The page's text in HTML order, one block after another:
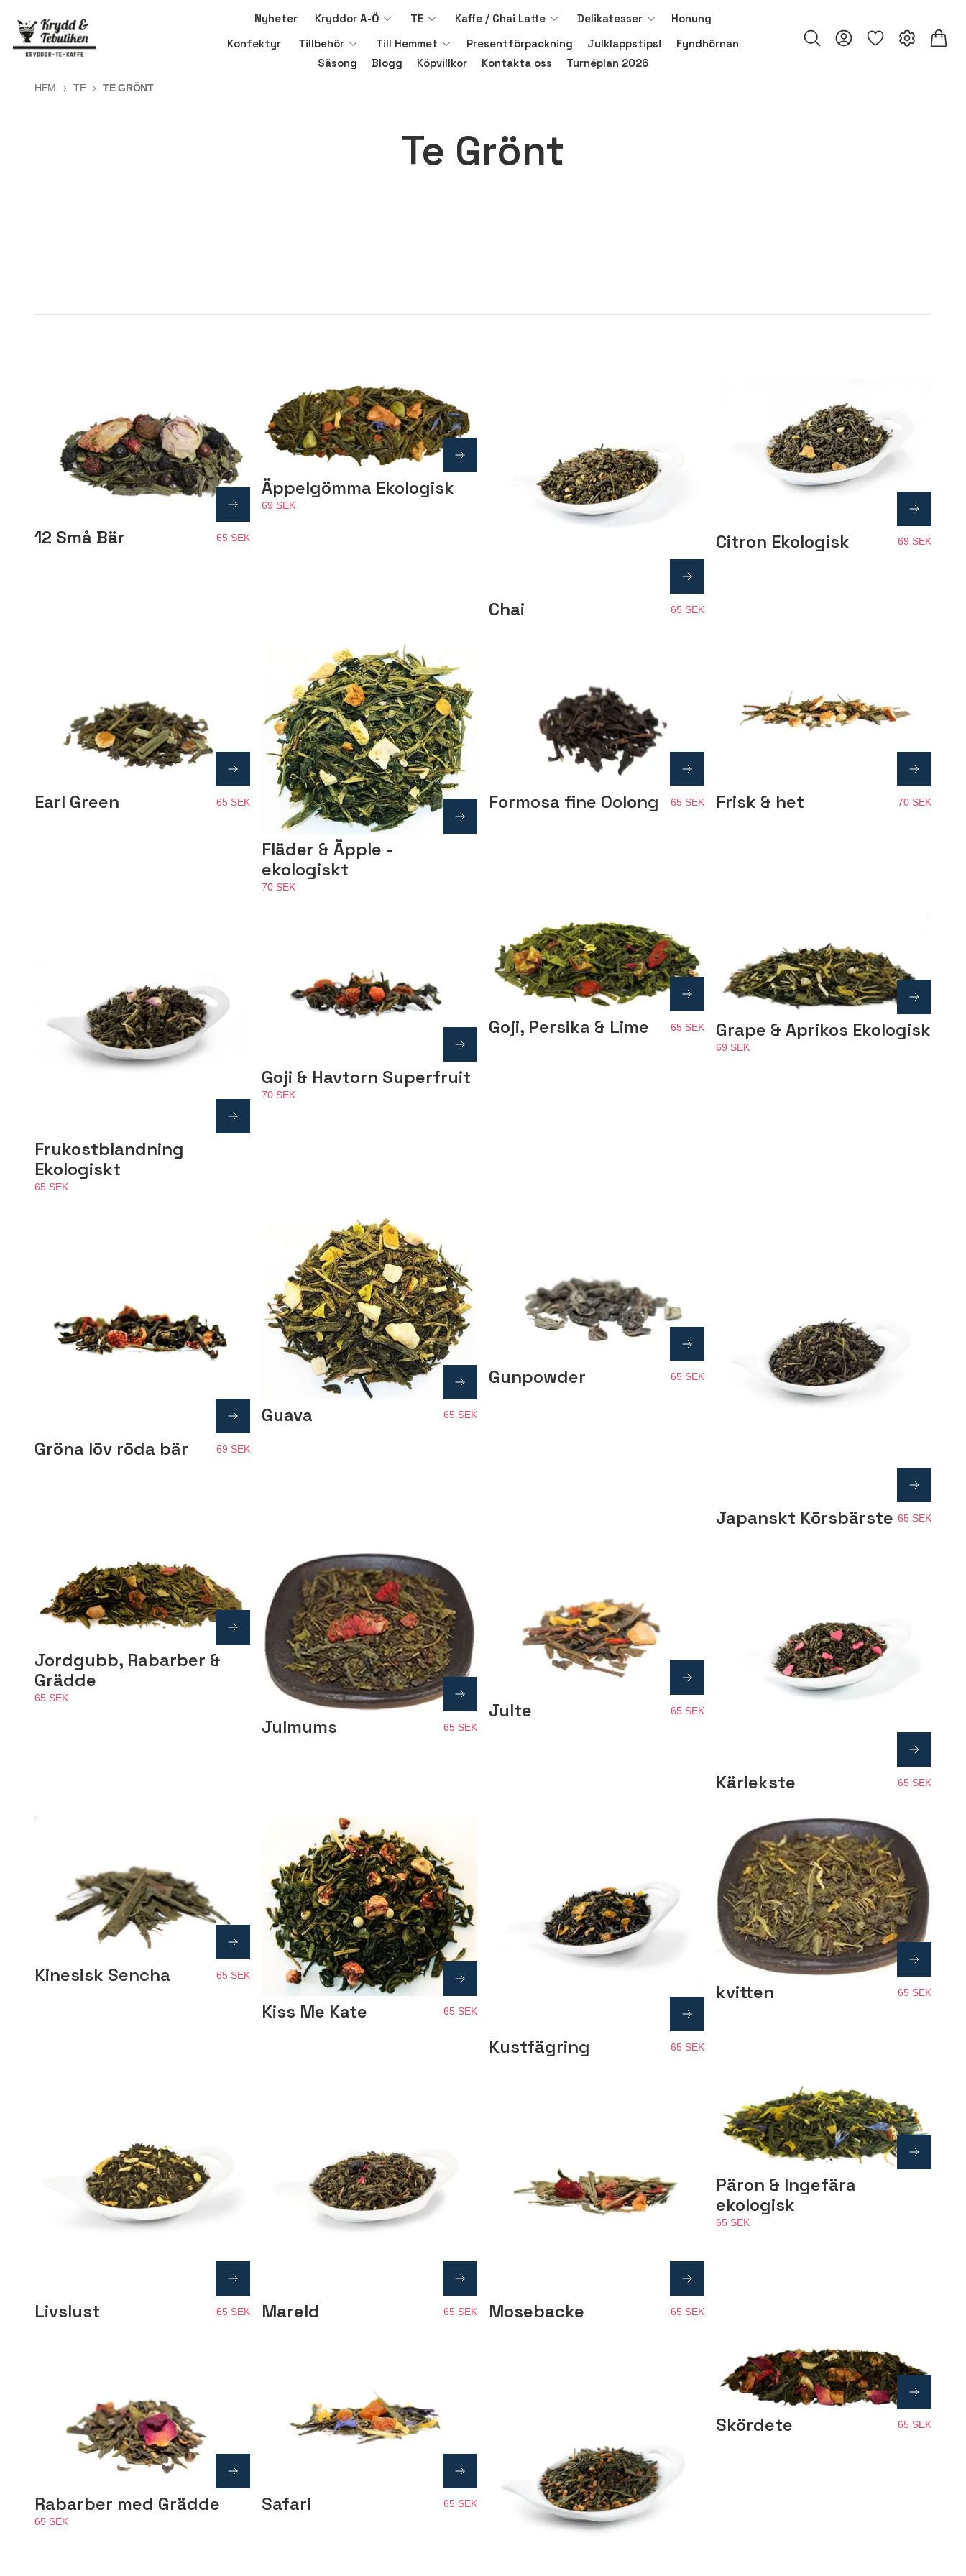
Nyheter Kryddor A-Ö TE Kaffe / Chai Latte Delikatesser
Honung
Konfektyr
Tillbehör Till Hemmet Presentförpackning Julklappstips!
Fyndhörnan
Säsong
Blogg Köpvillkor Kontakta oss Turnéplan 2026
HEM TE TE GRÖNT
Te Grönt
12 Små Bär 65 SEK
Äppelgömma Ekologisk
69 SEK
Chai 65 SEK
Citron Ekologisk 69 SEK
Earl Green 65 SEK
Fläder & Äpple -
ekologiskt
70 SEK
Formosa fine Oolong 65 SEK Frisk & het 70 SEK
Frukostblandning
Ekologiskt
65 SEK
Goji & Havtorn Superfruit
70 SEK
Goji, Persika & Lime 65 SEK Grape & Aprikos Ekologisk
69 SEK
Gröna löv röda bär 69 SEK
Guava 65 SEK
Gunpowder 65 SEK
Japanskt Körsbärste 65 SEK
Jordgubb, Rabarber &
Grädde
65 SEK
Julmums 65 SEK
Julte 65 SEK
Kärlekste 65 SEK
Kinesisk Sencha 65 SEK
Kiss Me Kate 65 SEK
Kustfägring 65 SEK
kvitten 65 SEK
Livslust 65 SEK Mareld 65 SEK Mosebacke 65 SEK
Päron & Ingefära
ekologisk
65 SEK
Rabarber med Grädde
65 SEK
Safari 65 SEK
Skördete 65 SEK